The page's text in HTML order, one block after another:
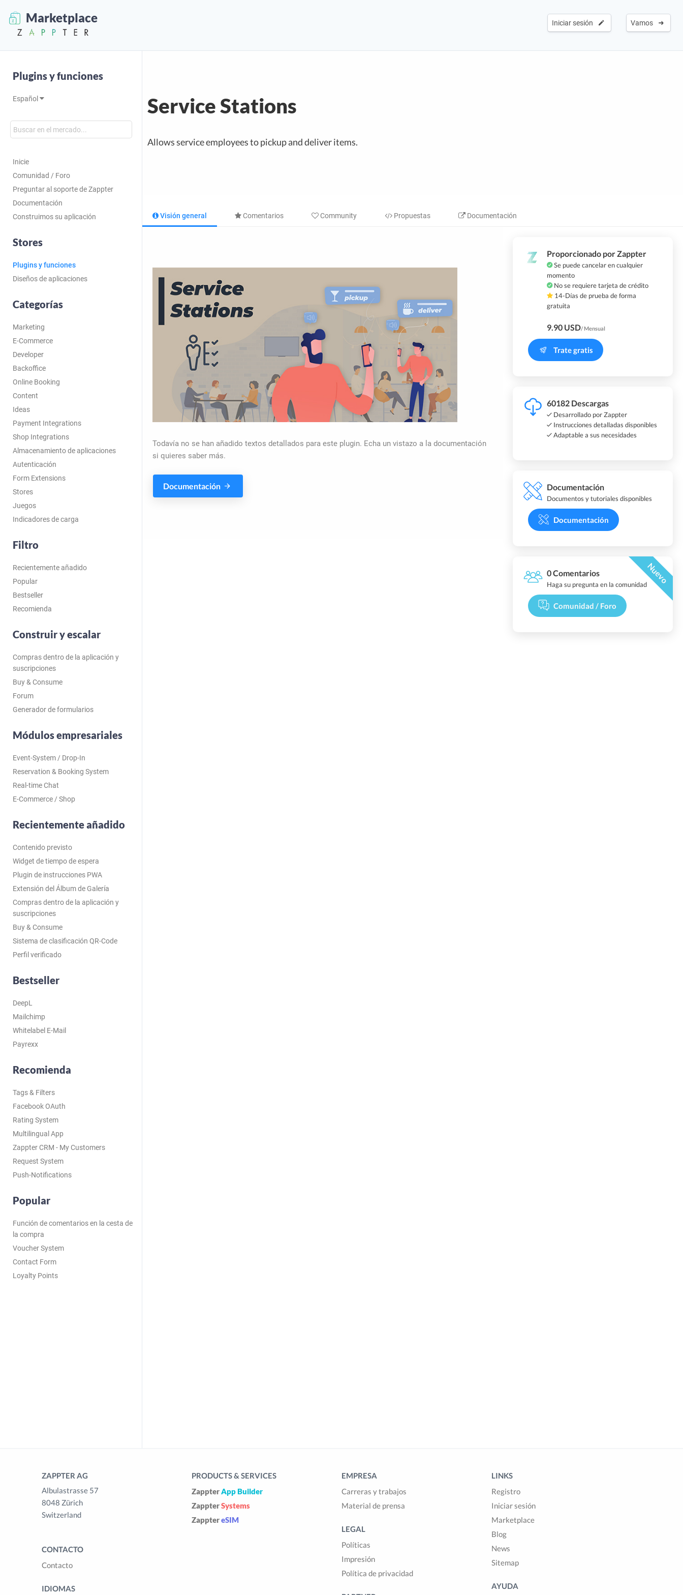
Marketplace Vamos
Iniciar sesión
Plugins y funciones
Español
Inicie
Comunidad / Foro
Preguntar al soporte de Zappter
Documentación
Construimos su aplicación
Stores
Plugins y funciones
Diseños de aplicaciones
Categorías
Marketing
E-Commerce
Developer
Backoffice
Online Booking
Content
Ideas
Payment Integrations
Shop Integrations
Almacenamiento de aplicaciones
Autenticación
Form Extensions
Stores
Juegos
Indicadores de carga
Filtro
Recientemente añadido
Popular
Bestseller
Recomienda
Construir y escalar
Compras dentro de la aplicación y
suscripciones
Buy & Consume
Forum
Generador de formularios
Módulos empresariales
Event-System / Drop-In
Reservation & Booking System
Real-time Chat
E-Commerce / Shop
Recientemente añadido
Contenido previsto
Widget de tiempo de espera
Plugin de instrucciones PWA
Extensión del Álbum de Galería
Compras dentro de la aplicación y
suscripciones
Buy & Consume
Sistema de clasificación QR-Code
Perfil verificado
Bestseller
DeepL
Mailchimp
Whitelabel E-Mail
Payrexx
Recomienda
Tags & Filters
Facebook OAuth
Rating System
Multilingual App
Zappter CRM - My Customers
Request System
Push-Notifications
Popular
Función de comentarios en la cesta de
la compra
Voucher System
Contact Form
Loyalty Points
Service Stations
Allows service employees to pickup and deliver items.
Visión general Comentarios Community Propuestas Documentación
Todavía no se han añadido textos detallados para este plugin. Echa un vistazo a la documentación
si quieres saber más.
Documentación
Proporcionado por Zappter
Se puede cancelar en cualquier
momento
No se requiere tarjeta de crédito
14-Días de prueba de forma
gratuita
9.90 USD/ Mensual
Trate gratis
60182 Descargas
Desarrollado por Zappter
Instrucciones detalladas disponibles
Adaptable a sus necesidades
Documentación
Documentos y tutoriales disponibles
Documentación
0 Comentarios Nuevo
Haga su pregunta en la comunidad
Comunidad / Foro
ZAPPTER AG
Albulastrasse 57
8048 Zürich
Switzerland
CONTACTO
Contacto
IDIOMAS
PRODUCTS & SERVICES
ZappterApp Builder
ZappterSystems
ZapptereSIM
EMPRESA
Carreras y trabajos
Material de prensa
LEGAL
Políticas
Impresión
Política de privacidad
LINKS
Registro
Iniciar sesión
Marketplace
Blog
News
Sitemap
AYUDA